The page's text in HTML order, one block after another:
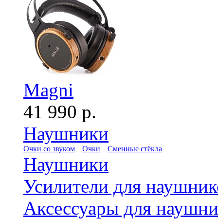
Magni
41 990 р.
Наушники
Очки со звуком Очки Сменные стёкла
Наушники
Усилители для
Аксессуары для